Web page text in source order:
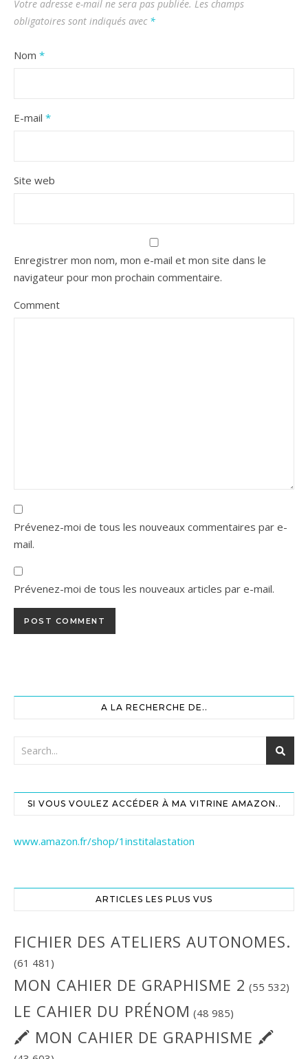
Votre adresse e-mail ne sera pas publiée. Les champs
obligatoires sont indiqués avec *
Nom *
E-mail *
Site web
Enregistrer mon nom, mon e-mail et mon site dans le
navigateur pour mon prochain commentaire.
Comment
Prévenez-moi de tous les nouveaux commentaires par e-
mail.
Prévenez-moi de tous les nouveaux articles par e-mail.
A LA RECHERCHE DE..
SI VOUS VOULEZ ACCÉDER À MA VITRINE AMAZON..
www.amazon.fr/shop/1institalastation
ARTICLES LES PLUS VUS
FICHIER DES ATELIERS AUTONOMES.
(61 481)
MON CAHIER DE GRAPHISME 2 (55 532)
LE CAHIER DU PRÉNOM (48 985)
🖍 MON CAHIER DE GRAPHISME 🖍